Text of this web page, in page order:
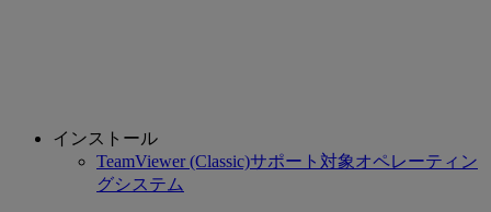
インストール
TeamViewer (Classic)サポート対象オペレーティン
グシステム